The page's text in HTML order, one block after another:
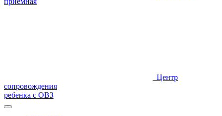
Центр
сопровождения
ребенка с ОВЗ